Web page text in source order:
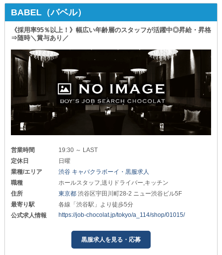
BABEL（バベル）
《採用率95％以上！》幅広い年齢層のスタッフが活躍中◎昇給・昇格
⇒随時＼賞与あり／
営業時間
19:30 ～ LAST
定休日
日曜
業種/エリア
渋谷 キャバクラボーイ・黒服求人
職種
ホールスタッフ,送りドライバー,キッチン
住所
東京都渋谷区宇田川町28-2 ニュー渋谷ビル5F
最寄り駅
各線「渋谷駅」より徒歩5分
公式求人情報
https://job-chocolat.jp/tokyo/a_114/shop/01015/
黒服求人を見る・応募